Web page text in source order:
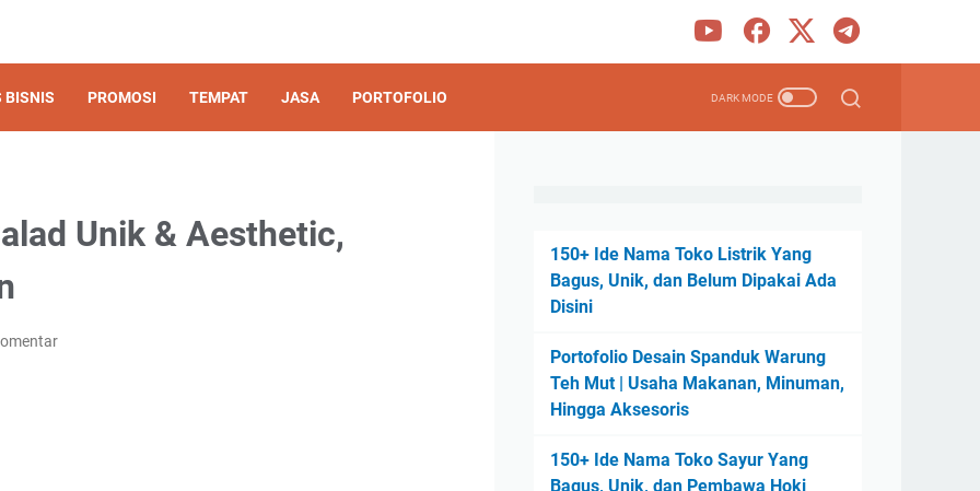
BISNIS PROMOSI TEMPAT JASA PORTOFOLIO
Unik & Aesthetic,
150+ Ide Nama Toko Listrik Yang
Bagus, Unik, dan Belum Dipakai Ada
Disini
Portofolio Desain Spanduk Warung
Teh Mut | Usaha Makanan, Minuman,
Hingga Aksesoris
150+ Ide Nama Toko Sayur Yang
Bagus, Unik, dan Pembawa Hoki